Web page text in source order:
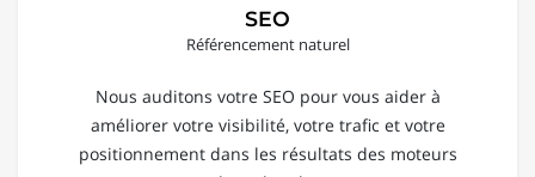
SEO
Référencement naturel
Nous auditons votre SEO pour vous aider à
améliorer votre visibilité, votre trafic et votre
positionnement dans les résultats des moteurs